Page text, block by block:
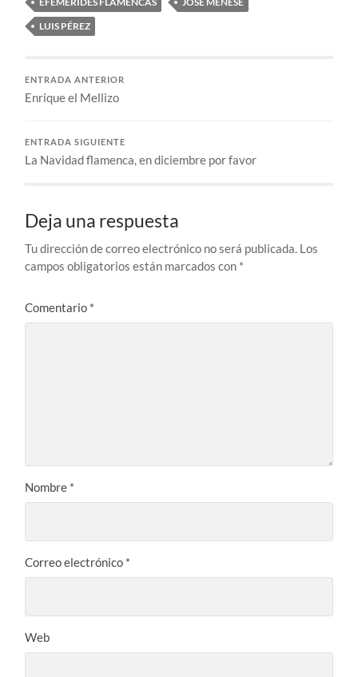
LUIS PÉREZ
ENTRADA ANTERIOR
Enrique el Mellizo
ENTRADA SIGUIENTE
La Navidad flamenca, en diciembre por favor
Deja una respuesta
Tu dirección de correo electrónico no será publicada. Los
campos obligatorios están marcados con *
Comentario *
Nombre *
Correo electrónico *
Web